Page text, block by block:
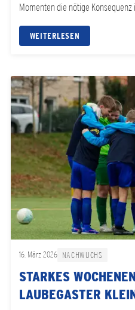
Momenten die nötige Konsequenz
WEITERLESEN
16. März 2026 NACHWUCHS
STARKES
LAUBEGASTER